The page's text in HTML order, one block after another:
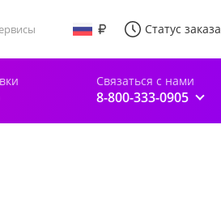
Статус заказа
Связаться с нами
8-800-333-0905